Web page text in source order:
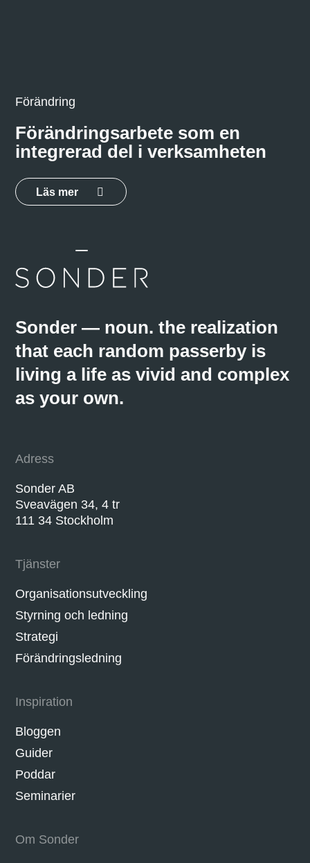
Förändring
Förändringsarbete som en
integrerad del i verksamheten
Läs mer
Sonder — noun. the realization
that each random passerby is
living a life as vivid and complex
as your own.
Adress
Sonder AB
Sveavägen 34, 4 tr
111 34 Stockholm
Tjänster
Organisationsutveckling
Styrning och ledning
Strategi
Förändringsledning
Inspiration
Bloggen
Guider
Poddar
Seminarier
Om Sonder